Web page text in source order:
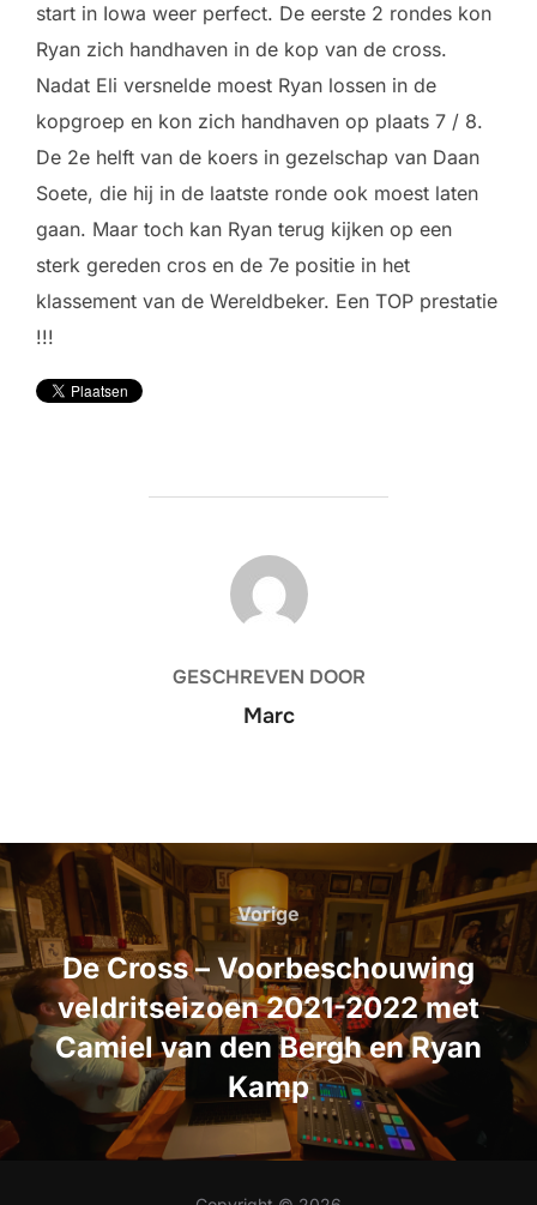
start in Iowa weer perfect. De eerste 2 rondes kon
Ryan zich handhaven in de kop van de cross.
Nadat Eli versnelde moest Ryan lossen in de
kopgroep en kon zich handhaven op plaats 7 / 8.
De 2e helft van de koers in gezelschap van Daan
Soete, die hij in de laatste ronde ook moest laten
gaan. Maar toch kan Ryan terug kijken op een
sterk gereden cros en de 7e positie in het
klassement van de Wereldbeker. Een TOP prestatie
!!!
BERICHTAUTEUR
GESCHREVEN DOOR
Marc
Bericht
navigatie
Vorige
Vorige
De Cross – Voorbeschouwing
veldritseizoen 2021-2022 met
Camiel van den Bergh en Ryan
Kamp